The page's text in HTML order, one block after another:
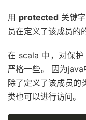
用 protected关键
员在定义了该成员的
在 scala 中，对保
严格一些。 因为
除了定义了该成员的
类也可以进行访问。